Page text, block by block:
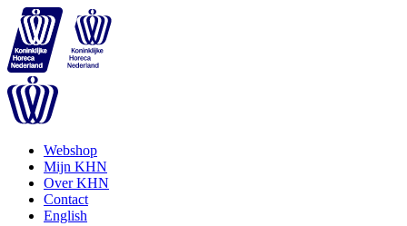
Webshop
Mijn KHN
Over KHN
Contact
English